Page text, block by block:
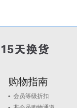
购物指南
会员等级折扣